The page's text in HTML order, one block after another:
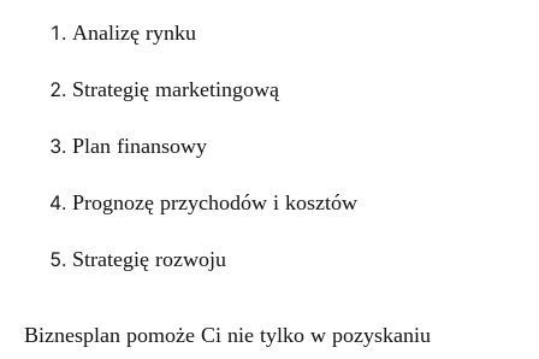
Analizę rynku
Strategię marketingową
Plan finansowy
Prognozę przychodów i kosztów
Strategię rozwoju
Biznesplan pomoże Ci nie tylko w pozyskaniu